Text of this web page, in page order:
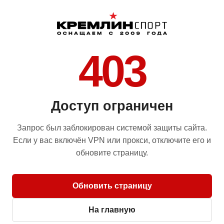
403
Доступ ограничен
Запрос был заблокирован системой защиты сайта.
Если у вас включён VPN или прокси, отключите его и
обновите страницу.
Обновить страницу
На главную